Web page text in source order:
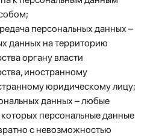
персональных данных –
данных на территорию
органу власти
иностранному
юридическому лицу;
данных – любые
которых персональные данные
с невозможностью